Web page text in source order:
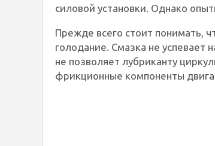
силовой установки. Однако
Прежде всего стоит понимать,
голодание. Смазка не успевает
не позволяет лубриканту
фрикционные компоненты